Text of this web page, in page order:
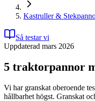
Kastruller &
Så testar vi
Uppdaterad mars 2026
5 traktorpannor
Vi har granskat oberoende
hållbarhet högst. Granskat